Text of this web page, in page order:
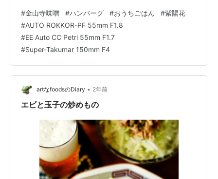
知れません。 元々は中国から紀州の寺院に伝えられた保
存食で、日本での喫食エリアとしてはその和歌山から静
岡そして千葉…と黒潮の流れがその食文化の伝播に深く
関与していると思われます。 その実体は大豆・米・麦に
身近な野菜類を加えて発酵させ、甘辛く仕上げた " なめ
味噌 " であり、ここから味噌や醤油…
#金山寺味噌 #ハンバーグ #おうちごはん #紫陽花
#AUTO ROKKOR-PF 55mm F1.8
#EE Auto CC Petri 55mm F1.7
#Super-Takumar 150mm F4
artなfoodsのDiary • 2年前
エビと玉子の炒めもの